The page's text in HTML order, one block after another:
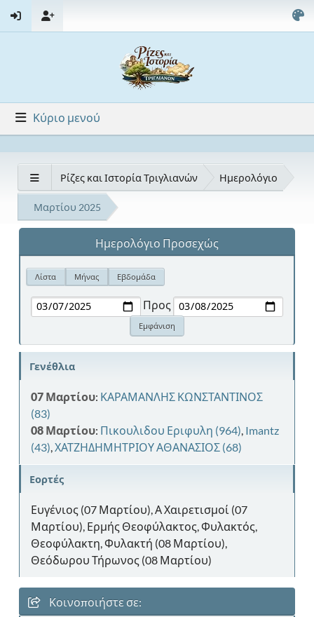
Κύριο μενού
Ρίζες και Ιστορία Τριγλιανών Ημερολόγιο
Μαρτίου 2025
Ημερολόγιο Προσεχώς
Λίστα Μήνας Εβδομάδα
Προς
Γενέθλια
07 Μαρτίου: ΚΑΡΑΜΑΝΛΗΣ ΚΩΝΣΤΑΝΤΙΝΟΣ
(83)
08 Μαρτίου: Πικουλιδου Εριφυλη (964) Imantz
(43) ΧΑΤΖΗΔΗΜΗΤΡΙΟΥ ΑΘΑΝΑΣΙΟΣ (68)
Εορτές
Ευγένιος (07 Μαρτίου), Α Χαιρετισμοί (07
Μαρτίου), Ερμής Θεοφύλακτος, Φυλακτός,
Θεοφύλακτη, Φυλακτή (08 Μαρτίου),
Θεόδωρου Τήρωνος (08 Μαρτίου)
Κοινοποιήστε σε: